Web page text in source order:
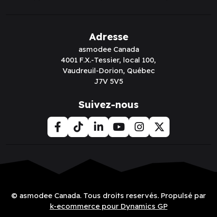
Adresse
asmodee Canada
4001 F.X.-Tessier, local 100,
Vaudreuil-Dorion, Québec
J7V 5V5
Suivez-nous
© asmodee Canada. Tous droits reservés. Propulsé par
k-ecommerce pour Dynamics GP